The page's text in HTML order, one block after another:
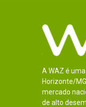
A WAZ é
Horizonte/
mercado
de alto